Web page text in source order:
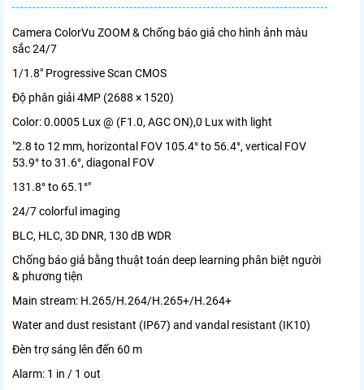
Camera ColorVu ZOOM & Chống báo giả cho hình ảnh màu
sắc 24/7
1/1.8" Progressive Scan CMOS
Độ phân giải 4MP (2688 × 1520)
Color: 0.0005 Lux @ (F1.0, AGC ON),0 Lux with light
"2.8 to 12 mm, horizontal FOV 105.4° to 56.4°, vertical FOV
53.9° to 31.6°, diagonal FOV
131.8° to 65.1°"
24/7 colorful imaging
BLC, HLC, 3D DNR, 130 dB WDR
Chống báo giả bằng thuật toán deep learning phân biệt người
& phương tiện
Main stream: H.265/H.264/H.265+/H.264+
Water and dust resistant (IP67) and vandal resistant (IK10)
Đèn trợ sáng lên đến 60 m
Alarm: 1 in / 1 out